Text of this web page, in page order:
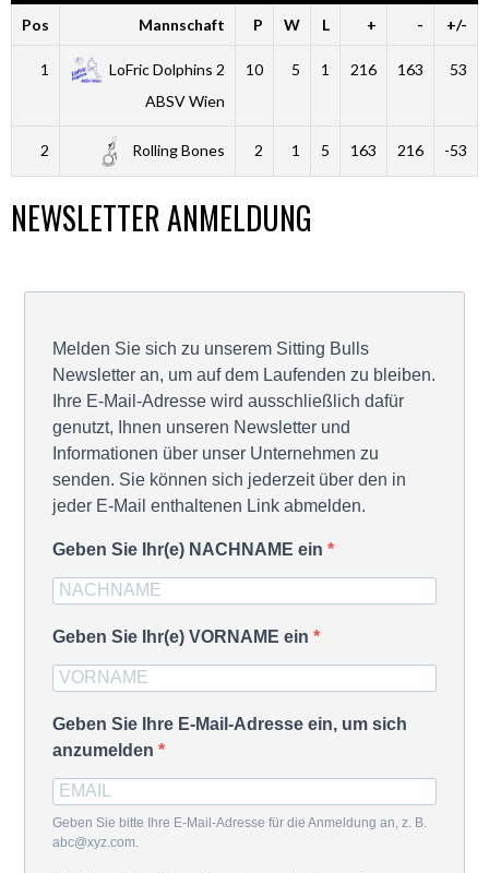
Pos Mannschaft P W L + - +/-
1
LoFric Dolphins 2
ABSV Wien
10 5 1 216 163 53
2 Rolling Bones 2 1 5 163 216 -53
NEWSLETTER ANMELDUNG
Melden Sie sich zu unserem Sitting Bulls
Newsletter an, um auf dem Laufenden zu bleiben.
Ihre E-Mail-Adresse wird ausschließlich dafür
genutzt, Ihnen unseren Newsletter und
Informationen über unser Unternehmen zu
senden. Sie können sich jederzeit über den in
jeder E-Mail enthaltenen Link abmelden.
Geben Sie Ihr(e) NACHNAME ein
Geben Sie Ihr(e) VORNAME ein
Geben Sie Ihre E-Mail-Adresse ein, um sich
anzumelden
Geben Sie bitte Ihre E-Mail-Adresse für die Anmeldung an, z. B.
abc@xyz.com.